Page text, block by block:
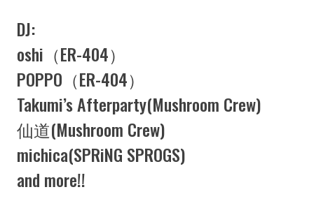
DJ:
oshi（ER-404）
POPPO（ER-404）
Takumi’s Afterparty(Mushroom Crew)
仙道(Mushroom Crew)
michica(SPRiNG SPROGS)
and more!!